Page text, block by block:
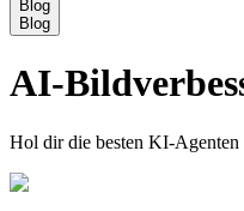
Blog
Blog
AI-
Hol dir die besten KI-Agenten